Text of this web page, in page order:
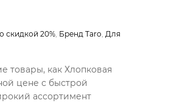
скидкой 20%, Бренд Taro, Для
товары, как Хлопковая
цене с быстрой
ассортимент